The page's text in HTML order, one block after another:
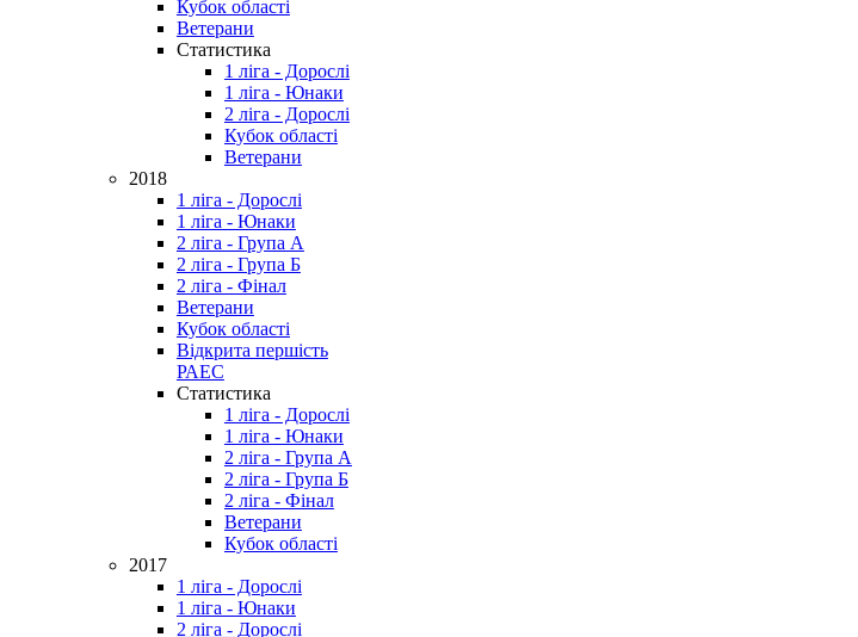
Кубок області
Ветерани
Статистика
1 ліга - Дорослі
1 ліга - Юнаки
2 ліга - Дорослі
Кубок області
Ветерани
2018
1 ліга - Дорослі
1 ліга - Юнаки
2 ліга - Група А
2 ліга - Група Б
2 ліга - Фінал
Ветерани
Кубок області
Відкрита першість
РАЕС
Статистика
1 ліга - Дорослі
1 ліга - Юнаки
2 ліга - Група А
2 ліга - Група Б
2 ліга - Фінал
Ветерани
Кубок області
2017
1 ліга - Дорослі
1 ліга - Юнаки
2 ліга - Дорослі